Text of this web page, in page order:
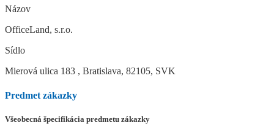
Názov
OfficeLand, s.r.o.
Sídlo
Mierová ulica 183 , Bratislava, 82105, SVK
Predmet zákazky
Všeobecná špecifikácia predmetu zákazky